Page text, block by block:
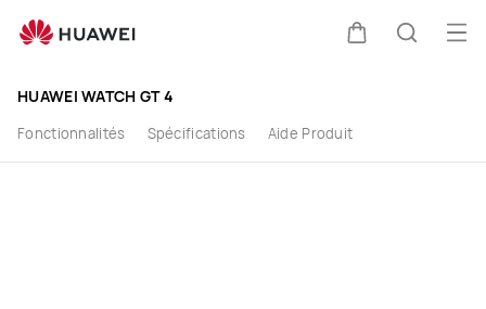
Acheter
HUAWEI
WATCH
GT
HUAWEI WATCH GT 4
Fonctionnalités Spécifications Aide Produit